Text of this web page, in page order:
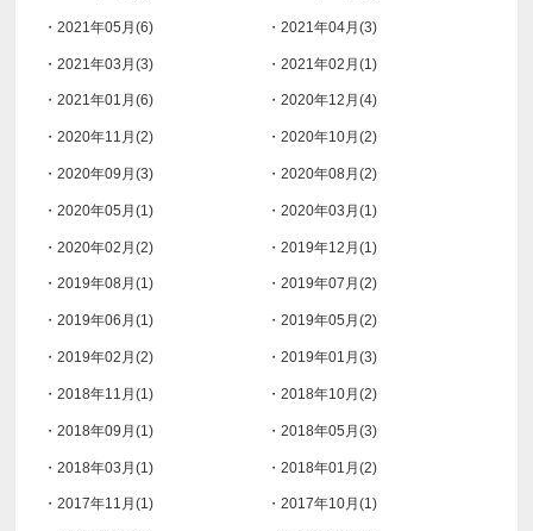
・2021年05月(6) ・2021年04月(3)
・2021年03月(3) ・2021年02月(1)
・2021年01月(6) ・2020年12月(4)
・2020年11月(2) ・2020年10月(2)
・2020年09月(3) ・2020年08月(2)
・2020年05月(1) ・2020年03月(1)
・2020年02月(2) ・2019年12月(1)
・2019年08月(1) ・2019年07月(2)
・2019年06月(1) ・2019年05月(2)
・2019年02月(2) ・2019年01月(3)
・2018年11月(1) ・2018年10月(2)
・2018年09月(1) ・2018年05月(3)
・2018年03月(1) ・2018年01月(2)
・2017年11月(1) ・2017年10月(1)